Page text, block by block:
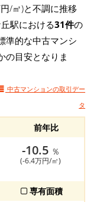
/㎡)と不調に推移
駅における31件の
準的な中古マンシ
の目安となりま
中古マンションの取引デー
タ
前年比
-10.5 ％
(-6.4万円/㎡)
専有面積